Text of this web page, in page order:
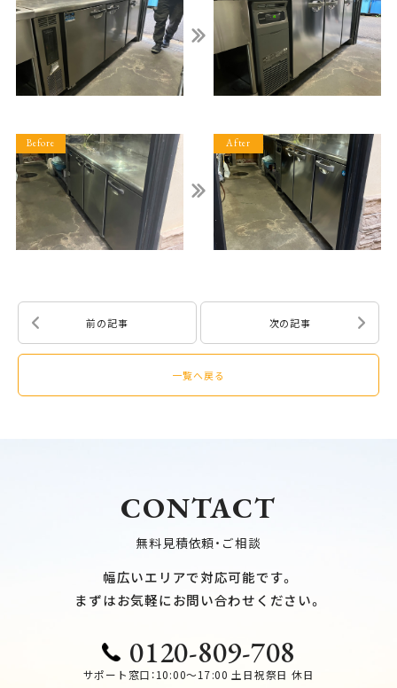
前の記事 次の記事
一覧へ戻る
CONTACT
無料見積依頼・ご相談
幅広いエリアで対応可能です。
まずはお気軽にお問い合わせください。
0120-809-708
サポート窓口：10:00～17:00 土日祝祭日 休日